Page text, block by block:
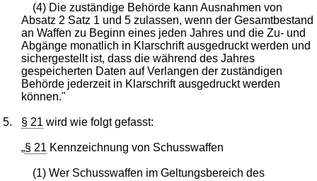
(4) Die zuständige Behörde kann Ausnahmen von
Absatz 2 Satz 1 und 5 zulassen, wenn der Gesamtbestand
an Waffen zu Beginn eines jeden Jahres und die Zu- und
Abgänge monatlich in Klarschrift ausgedruckt werden und
sichergestellt ist, dass die während des Jahres
gespeicherten Daten auf Verlangen der zuständigen
Behörde jederzeit in Klarschrift ausgedruckt werden
können."
5. § 21 wird wie folgt gefasst:
„§ 21 Kennzeichnung von Schusswaffen
(1) Wer Schusswaffen im Geltungsbereich des